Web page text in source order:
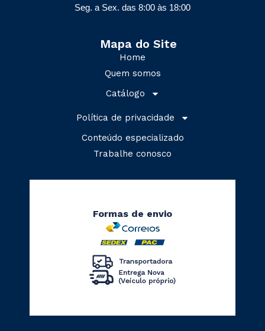
Seg. a Sex. das 8:00 às 18:00
Mapa do Site
Home
Quem somos
Catálogo
Política de privacidade
Conteúdo especializado
Trabalhe conosco
Formas de envio